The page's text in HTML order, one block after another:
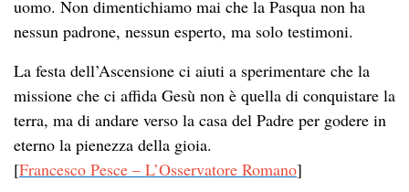
uomo. Non dimentichiamo mai che la Pasqua non ha
nessun padrone, nessun esperto, ma solo testimoni.
La festa dell’Ascensione ci aiuti a sperimentare che la
missione che ci affida Gesù non è quella di conquistare la
terra, ma di andare verso la casa del Padre per godere in
eterno la pienezza della gioia.
[Francesco Pesce – L’Osservatore Romano]